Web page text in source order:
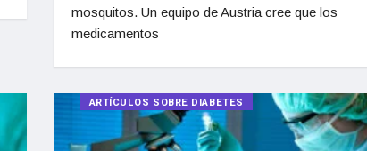
mosquitos. Un equipo de Austria cree que los
medicamentos
ARTÍCULOS SOBRE DIABETES